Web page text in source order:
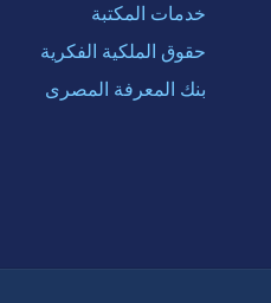
خدمات المكتبة
حقوق الملكية الفكرية
بنك المعرفة المصرى